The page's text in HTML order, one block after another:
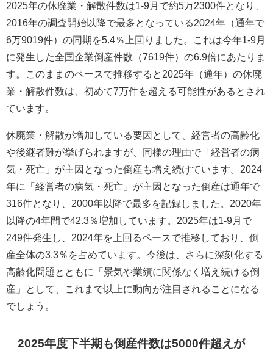
2025年の休廃業・解散件数は1-9月で約5万2300件となり、
2016年の調査開始以降で最多となっている2024年（通年で
6万9019件）の同期を5.4％上回りました。これは今年1-9月
に発生した全国企業倒産件数（7619件）の6.9倍にあたりま
す。このままのペースで推移すると2025年（通年）の休廃
業・解散件数は、初めて7万件を超える可能性があるとされ
ています。
休廃業・解散が増加している要因として、経営者の高齢化
や後継者難が挙げられますが、同様の理由で「経営者の病
気・死亡」が主因となった倒産も増え続けています。2024
年に「経営者の病気・死亡」が主因となった倒産は通年で
316件となり、2000年以降で最多を記録しました。2020年
以降の4年間で42.3％増加しています。2025年は1-9月で
249件発生し、2024年を上回るペースで推移しており、倒
産全体の3.3％を占めています。今後は、さらに深刻化する
高齢化問題とともに「景気や業績に関係なく増え続ける倒
産」として、これまで以上に動向が注目されることになる
でしょう。
2025年度下半期も倒産件数は5000件超えが